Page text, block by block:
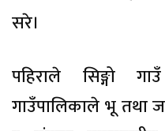
सरे।
पहिराले सिङ्गो
गाउँपालिकाले भू तथा